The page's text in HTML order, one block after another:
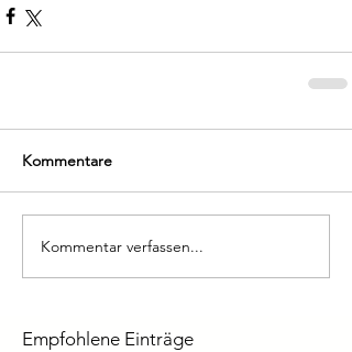
Kommentare
Kommentar verfassen...
Empfohlene Einträge